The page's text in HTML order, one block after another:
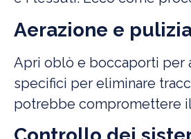
Aerazione e
Apri oblò e boccaporti per
specifici per eliminare
potrebbe compromettere